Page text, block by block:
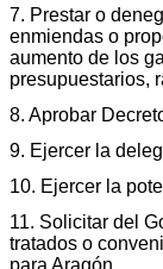
7. Prestar o
enmiendas o
aumento de los
presupuestarios,
8. Aprobar
9. Ejercer la
10. Ejercer la
11. Solicitar del
tratados o
para Aragón.